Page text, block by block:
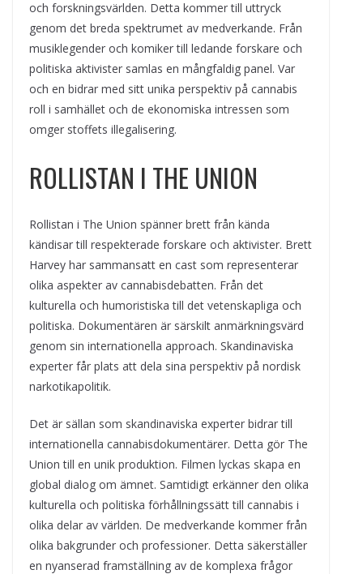
och forskningsvärlden. Detta kommer till uttryck
genom det breda spektrumet av medverkande. Från
musiklegender och komiker till ledande forskare och
politiska aktivister samlas en mångfaldig panel. Var
och en bidrar med sitt unika perspektiv på cannabis
roll i samhället och de ekonomiska intressen som
omger stoffets illegalisering.
ROLLISTAN I THE UNION
Rollistan i The Union spänner brett från kända
kändisar till respekterade forskare och aktivister. Brett
Harvey har sammansatt en cast som representerar
olika aspekter av cannabisdebatten. Från det
kulturella och humoristiska till det vetenskapliga och
politiska. Dokumentären är särskilt anmärkningsvärd
genom sin internationella approach. Skandinaviska
experter får plats att dela sina perspektiv på nordisk
narkotikapolitik.
Det är sällan som skandinaviska experter bidrar till
internationella cannabisdokumentärer. Detta gör The
Union till en unik produktion. Filmen lyckas skapa en
global dialog om ämnet. Samtidigt erkänner den olika
kulturella och politiska förhållningssätt till cannabis i
olika delar av världen. De medverkande kommer från
olika bakgrunder och professioner. Detta säkerställer
en nyanserad framställning av de komplexa frågor